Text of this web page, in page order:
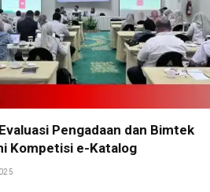
Pengadaan dan Bimtek
Kompetisi e-Katalog